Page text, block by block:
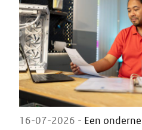
16-07-2026 - Een